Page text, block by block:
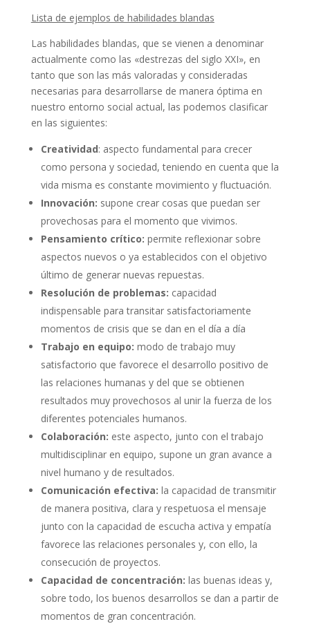
Lista de ejemplos de habilidades blandas
Las habilidades blandas, que se vienen a denominar
actualmente como las «destrezas del siglo XXI», en
tanto que son las más valoradas y consideradas
necesarias para desarrollarse de manera óptima en
nuestro entorno social actual, las podemos clasificar
en las siguientes:
Creatividad: aspecto fundamental para crecer
como persona y sociedad, teniendo en cuenta que la
vida misma es constante movimiento y fluctuación.
Innovación: supone crear cosas que puedan ser
provechosas para el momento que vivimos.
Pensamiento crítico: permite reflexionar sobre
aspectos nuevos o ya establecidos con el objetivo
último de generar nuevas repuestas.
Resolución de problemas: capacidad
indispensable para transitar satisfactoriamente
momentos de crisis que se dan en el día a día
Trabajo en equipo: modo de trabajo muy
satisfactorio que favorece el desarrollo positivo de
las relaciones humanas y del que se obtienen
resultados muy provechosos al unir la fuerza de los
diferentes potenciales humanos.
Colaboración: este aspecto, junto con el trabajo
multidisciplinar en equipo, supone un gran avance a
nivel humano y de resultados.
Comunicación efectiva: la capacidad de transmitir
de manera positiva, clara y respetuosa el mensaje
junto con la capacidad de escucha activa y empatía
favorece las relaciones personales y, con ello, la
consecución de proyectos.
Capacidad de concentración: las buenas ideas y,
sobre todo, los buenos desarrollos se dan a partir de
momentos de gran concentración.